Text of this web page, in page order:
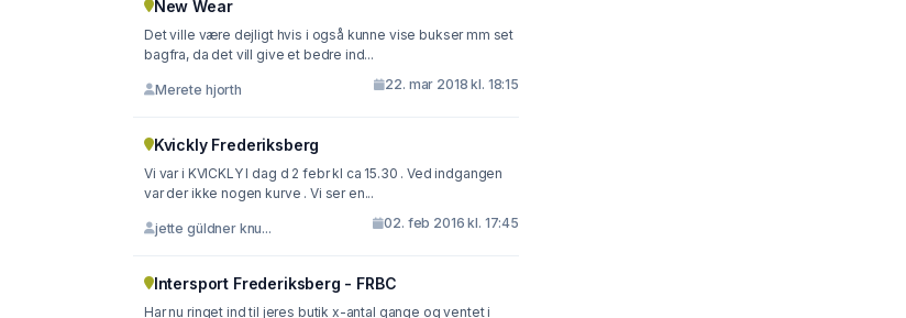
New Wear
Det ville være dejligt hvis i også kunne vise bukser mm set
bagfra, da det vill give et bedre ind...
Merete hjorth 22. mar 2018 kl. 18:15
Kvickly Frederiksberg
Vi var i KVICKLY I dag d 2 febr kl ca 15.30 . Ved indgangen
var der ikke nogen kurve . Vi ser en...
jette güldner knu... 02. feb 2016 kl. 17:45
Intersport Frederiksberg - FRBC
Har nu ringet ind til jeres butik x-antal gange og ventet i